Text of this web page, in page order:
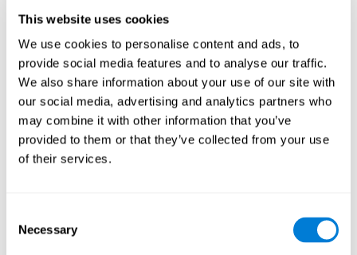
This website uses cookies
We use cookies to personalise content and ads, to
provide social media features and to analyse our traffic.
We also share information about your use of our site with
our social media, advertising and analytics partners who
may combine it with other information that you’ve
provided to them or that they’ve collected from your use
of their services.
Selection
Necessary
تصميم الدراسة
قد تم تجربة طبية مراقب خلال 11 أسبوعاً عند الكبار المستقلين الذين
يعانون الأرق، من خلال تصميم مجموعتين:
(المجموعة التجريبية)والتدخّل غير النوعيّ(مجموعة المراقبة).
قد تمّ قياس الحالة المعرفي للمشاركين قبل بداية التدريب وبعده.
لذلك، استعملنا
مجموعات التقييم لكوجنيفيت
بيت المشاركين ليقوم بالتسجيل في برنامج كوجنيفيت. اتّصل
قد اتّصلنا بالمشاكين من خلال العلانية ومؤتمرات في ديار العجزة. كان
جميع المشاركين كباراً كانوا يشتكون من